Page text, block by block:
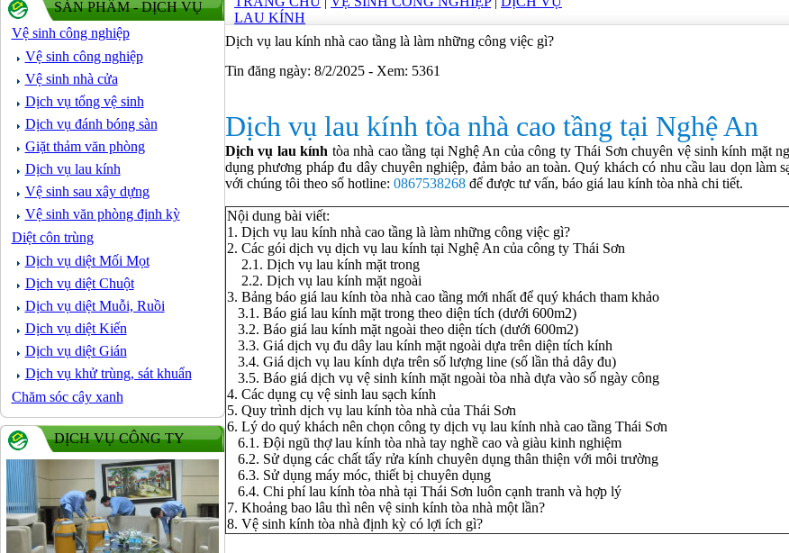
SẢN PHẨM - DỊCH VỤ
Vệ sinh công nghiệp
Vệ sinh công nghiệp
Vệ sinh nhà cửa
Dịch vụ tổng vệ sinh
Dịch vụ đánh bóng sàn
Giặt thảm văn phòng
Dịch vụ lau kính
Vệ sinh sau xây dựng
Vệ sinh văn phòng định kỳ
Diệt côn trùng
Dịch vụ diệt Mối Mọt
Dịch vụ diệt Chuột
Dịch vụ diệt Muỗi, Ruồi
Dịch vụ diệt Kiến
Dịch vụ diệt Gián
Dịch vụ khử trùng, sát khuẩn
Chăm sóc cây xanh
DỊCH VỤ CÔNG TY
LAU KÍNH
Dịch vụ lau kính nhà cao tầng là làm những công việc gì?
Tin đăng ngày: 8/2/2025 - Xem: 5361
Dịch vụ lau kính tòa nhà cao tầng tại Nghệ An
Dịch vụ lau kính tòa nhà cao tầng tại Nghệ An của công ty Thái Sơn chuyên vệ sinh kính mặt
dụng phương pháp đu dây chuyên nghiệp, đảm bảo an toàn. Quý khách có nhu cầu lau dọn
với chúng tôi theo số hotline: 0867538268 để được tư vấn, báo giá lau kính tòa nhà chi tiết.
Nội dung bài viết:
1. Dịch vụ lau kính nhà cao tầng là làm những công việc gì?
2. Các gói dịch vụ dịch vụ lau kính tại Nghệ An của công ty Thái Sơn
2.1. Dịch vụ lau kính mặt trong
2.2. Dịch vụ lau kính mặt ngoài
3. Bảng báo giá lau kính tòa nhà cao tầng mới nhất để quý khách tham khảo
3.1. Báo giá lau kính mặt trong theo diện tích (dưới 600m2)
3.2. Báo giá lau kính mặt ngoài theo diện tích (dưới 600m2)
3.3. Giá dịch vụ đu dây lau kính mặt ngoài dựa trên diện tích kính
3.4. Giá dịch vụ lau kính dựa trên số lượng line (số lần thả dây đu)
3.5. Báo giá dịch vụ vệ sinh kính mặt ngoài tòa nhà dựa vào số ngày công
4. Các dụng cụ vệ sinh lau sạch kính
5. Quy trình dịch vụ lau kính tòa nhà của Thái Sơn
6. Lý do quý khách nên chọn công ty dịch vụ lau kính nhà cao tầng Thái Sơn
6.1. Đội ngũ thợ lau kính tòa nhà tay nghề cao và giàu kinh nghiệm
6.2. Sử dụng các chất tẩy rửa kính chuyên dụng thân thiện với môi trường
6.3. Sử dụng máy móc, thiết bị chuyên dụng
6.4. Chi phí lau kính tòa nhà tại Thái Sơn luôn cạnh tranh và hợp lý
7. Khoảng bao lâu thì nên vệ sinh kính tòa nhà một lần?
8. Vệ sinh kính tòa nhà định kỳ có lợi ích gì?